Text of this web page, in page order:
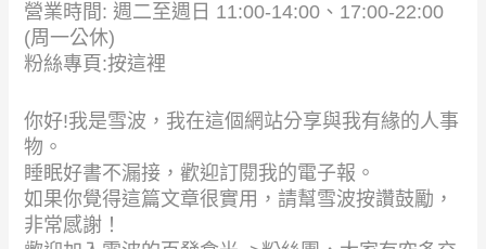
營業時間: 週二至週日 11:00-14:00、17:00-22:00
(周一公休)
粉絲專頁:按這裡
你好!我是雪波，我在這個網站分享與我有緣的人事
物。
睡眠好書不漏接，歡迎訂閱我的電子報。
如果你覺得這篇文章很實用，請幫雪波按讚鼓勵，
非常感謝！